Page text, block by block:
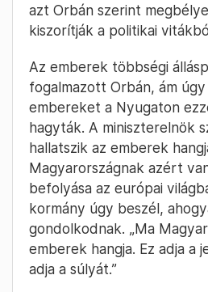
azt Orbán szerint
kiszorítják a politikai
Az emberek többségi
fogalmazott Orbán, ám úgy
embereket a Nyugaton
hagyták. A miniszterelnök
hallatszik az emberek
Magyarországnak azért
befolyása az európai
kormány úgy beszél,
gondolkodnak. „Ma
emberek hangja. Ez adja a
adja a súlyát.”